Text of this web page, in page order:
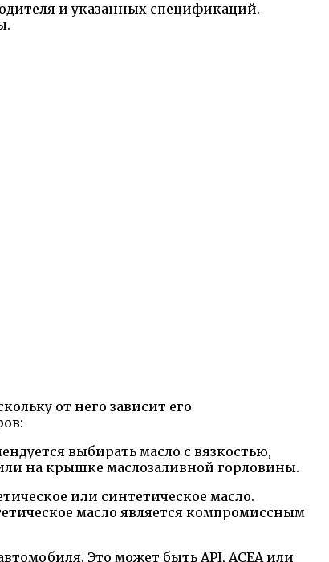
и указанных спецификаций.
от него зависит его
выбирать масло с вязкостью,
на крышке маслозаливной горловины.
или синтетическое масло.
масло является компромиссным
Это может быть API, ACEA или